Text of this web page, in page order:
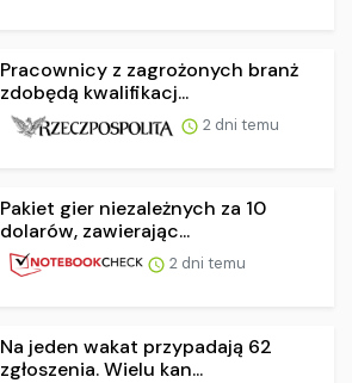
Pracownicy z zagrożonych branż
zdobędą kwalifikacj...
2 dni temu
Pakiet gier niezależnych za 10
dolarów, zawierając...
2 dni temu
Na jeden wakat przypadają 62
zgłoszenia. Wielu kan...